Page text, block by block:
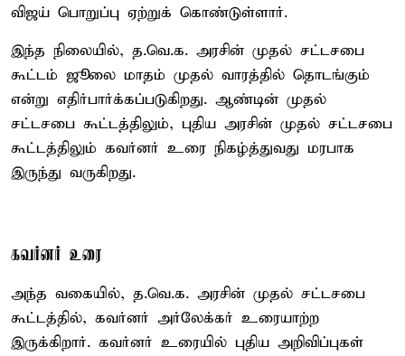
விஜய் பொறுப்பு ஏற்றுக் கொண்டுள்ளார்.
இந்த நிலையில், த.வெ.க. அரசின் முதல் சட்டசபை
கூட்டம் ஜூலை மாதம் முதல் வாரத்தில் தொடங்கும்
என்று எதிர்பார்க்கப்படுகிறது. ஆண்டின் முதல்
சட்டசபை கூட்டத்திலும், புதிய அரசின் முதல் சட்டசபை
கூட்டத்திலும் கவர்னர் உரை நிகழ்த்துவது மரபாக
இருந்து வருகிறது.
கவர்னர் உரை
அந்த வகையில், த.வெ.க. அரசின் முதல் சட்டசபை
கூட்டத்தில், கவர்னர் அர்லேக்கர் உரையாற்ற
இருக்கிறார். கவர்னர் உரையில் புதிய அறிவிப்புகள்